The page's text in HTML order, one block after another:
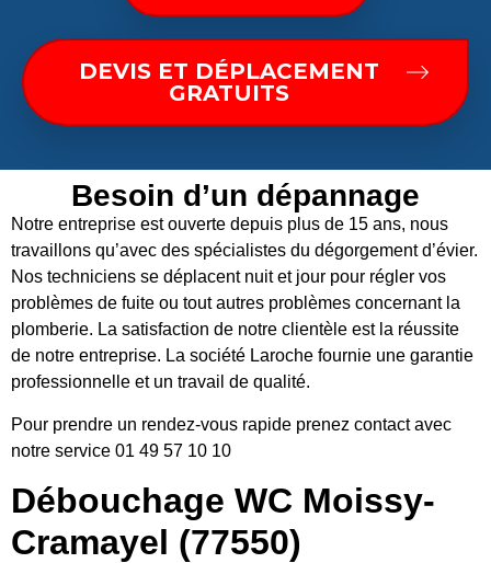
DEVIS ET DÉPLACEMENT
GRATUITS
Besoin d’un dépannage
Notre entreprise est ouverte depuis plus de 15 ans, nous
travaillons qu’avec des spécialistes du dégorgement d’évier.
Nos techniciens se déplacent nuit et jour pour régler vos
problèmes de fuite ou tout autres problèmes concernant la
plomberie. La satisfaction de notre clientèle est la réussite
de notre entreprise. La société Laroche fournie une garantie
professionnelle et un travail de qualité.
Pour prendre un rendez-vous rapide prenez contact avec
notre service 01 49 57 10 10
Débouchage WC Moissy-
Cramayel (77550)